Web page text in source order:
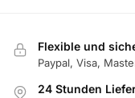
Flexible und
Paypal, Visa,
24 Stunden